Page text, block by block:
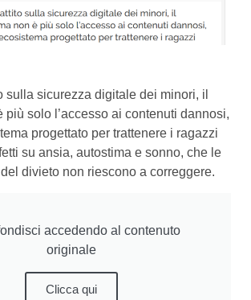
sulla sicurezza digitale dei minori, il
più solo l’accesso ai contenuti dannosi,
progettato per trattenere i ragazzi
su ansia, autostima e sonno, che le
divieto non riescono a correggere.
accedendo al contenuto
originale
Clicca qui